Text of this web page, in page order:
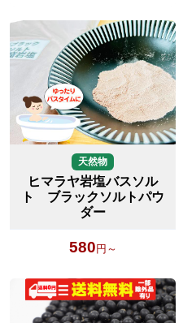
天然物
ヒマラヤ岩塩バスソル
ト ブラックソルトパウ
ダー
580 円～